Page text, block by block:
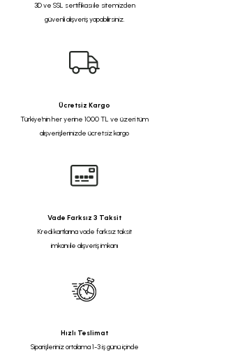
3D ve SSL sertifikası ile sitemizden
güvenli alışveriş yapabilirsiniz.
Ücretsiz Kargo
Türkiye'nin her yerine 1000 TL ve üzeri tüm
alışverişlerinizde ücretsiz kargo
Vade Farksız 3 Taksit
Kredi kartlarına vade farksız taksit
imkanı ile alışveriş imkanı
Hızlı Teslimat
Siparişleriniz ortalama 1-3 iş günü içinde